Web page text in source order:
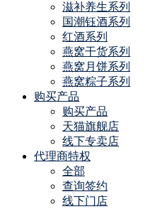
滋补养生系列
国潮钰酒系列
红酒系列
燕窝干货系列
燕窝月饼系列
燕窝粽子系列
购买产品
购买产品
天猫旗舰店
线下专卖店
代理商特权
全部
查询签约
线下门店